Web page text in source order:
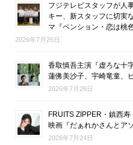
フジテレビスタッフが人
キー、新スタッフに切実
マ『ペンション・恋は桃
2026年7月26日
香取慎吾主演『虚ろな十
蓮佛美沙子、宇崎竜童、
2026年7月26日
FRUITS ZIPPER・鎮西
映画『だぁれかさんとア
2026年7月24日